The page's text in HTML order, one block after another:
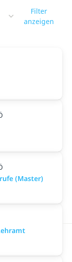
Filter
anzeigen
(Master)